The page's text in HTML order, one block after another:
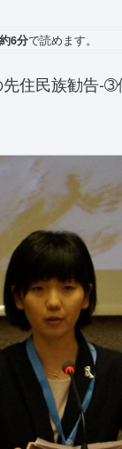
約6分で読めます。
住民族勧告-